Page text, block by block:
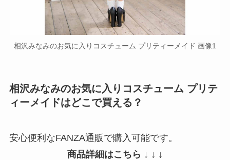
相沢みなみのお気に入りコスチューム プリティーメイド 画像1
相沢みなみのお気に入りコスチューム プリテ
ィーメイドはどこで買える？
安心便利なFANZA通販で購入可能です。
商品詳細はこちら ↓ ↓ ↓